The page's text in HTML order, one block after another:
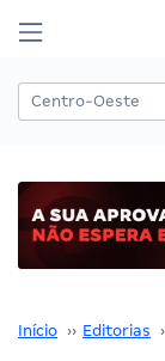
Início ›› Editorias